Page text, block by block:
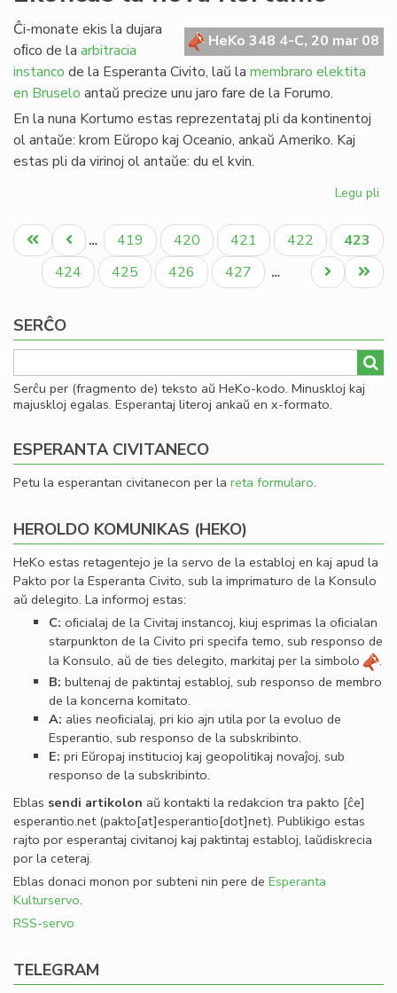
HeKo 348 4-C, 20 mar 08
Ĉi-monate ekis la dujara
oﬁco de la arbitracia
instanco de la Esperanta Civito, laŭ la membraro elektita
en Bruselo antaŭ precize unu jaro fare de la Forumo.
En la nuna Kortumo estas reprezentataj pli da kontinentoj
ol antaŭe: krom Eŭropo kaj Oceanio, ankaŭ Ameriko. Kaj
estas pli da virinoj ol antaŭe: du el kvin.
Legu pli
la
Pagination
Unua
paĝo
Antaŭa
paĝo
… Paĝo
419 Paĝo
420 Paĝo
421 Paĝo
422
Aktuala
paĝo
423
Paĝo
424 Paĝo
425 Paĝo
426 Paĝo
427 …
Last
page
Next
page
SERĈO
Serĉu per (fragmento de) teksto aŭ HeKo-kodo. Minuskloj kaj
majuskloj egalas. Esperantaj literoj ankaŭ en x-formato.
ESPERANTA CIVITANECO
Petu la esperantan civitanecon per la reta formularo.
HEROLDO KOMUNIKAS (HEKO)
HeKo estas retagentejo je la servo de la establoj en kaj apud la
Pakto por la Esperanta Civito, sub la imprimaturo de la Konsulo
aŭ delegito. La informoj estas:
C: oﬁcialaj de la Civitaj instancoj, kiuj esprimas la oﬁcialan
starpunkton de la Civito pri specifa temo, sub responso de
la Konsulo, aŭ de ties delegito, markitaj per la simbolo
.
B: bultenaj de paktintaj establoj, sub responso de membro
de la koncerna komitato.
A: alies neoﬁcialaj, pri kio ajn utila por la evoluo de
Esperantio, sub responso de la subskribinto.
E: pri Eŭropaj institucioj kaj geopolitikaj novaĵoj, sub
responso de la subskribinto.
Eblas sendi artikolon aŭ kontakti la redakcion tra pakto [ĉe]
esperantio.net(pakto[at]esperantio[dot]net). Publikigo estas
rajto por esperantaj civitanoj kaj paktintaj establoj, laŭdiskrecia
por la ceteraj.
Eblas donaci monon por subteni nin pere de Esperanta
Kulturservo.
RSS-servo
TELEGRAM